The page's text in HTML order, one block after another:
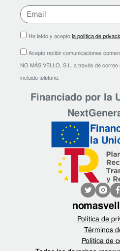
He leído y aceptola política de
Acepto recibir comunicaciones
NO MÁS VELLO, S.L. a través de
incluido teléfono.
Financiado por la
la
Política de
Términos
Política de